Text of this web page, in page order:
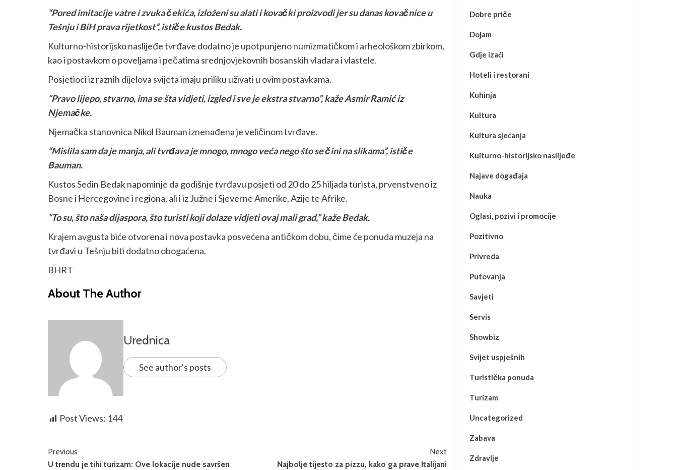
“Pored imitacije vatre i zvuka čekića, izloženi su alati i kovački proizvodi jer su danas kovačnice u
Tešnju i BiH prava rijetkost”, ističe kustos Bedak.
Kulturno-historijsko naslijeđe tvrđave dodatno je upotpunjeno numizmatičkom i arheološkom zbirkom,
kao i postavkom o poveljama i pečatima srednjovjekovnih bosanskih vladara i vlastele.
Posjetioci iz raznih dijelova svijeta imaju priliku uživati u ovim postavkama.
“Pravo lijepo, stvarno, ima se šta vidjeti, izgled i sve je ekstra stvarno”, kaže Asmir Ramić iz
Njemačke.
Njemačka stanovnica Nikol Bauman iznenađena je veličinom tvrđave.
“Mislila sam da je manja, ali tvrđava je mnogo, mnogo veća nego što se čini na slikama”, ističe
Bauman.
Kustos Sedin Bedak napominje da godišnje tvrđavu posjeti od 20 do 25 hiljada turista, prvenstveno iz
Bosne i Hercegovine i regiona, ali i iz Južne i Sjeverne Amerike, Azije te Afrike.
“To su, što naša dijaspora, što turisti koji dolaze vidjeti ovaj mali grad,” kaže Bedak.
Krajem avgusta biće otvorena i nova postavka posvećena antičkom dobu, čime će ponuda muzeja na
tvrđavi u Tešnju biti dodatno obogaćena.
BHRT
About The Author
Urednica
See author's posts
Post Views: 144
Previous
U trendu je tihi turizam: Ove lokacije nude savršen
Next
Najbolje tijesto za pizzu, kako ga prave Italijani
Dobre priče
Dojam
Gdje izaći
Hoteli i restorani
Kuhinja
Kultura
Kultura sjećanja
Kulturno-historijsko naslijeđe
Najave događaja
Nauka
Oglasi, pozivi i promocije
Pozitivno
Privreda
Putovanja
Savjeti
Servis
Showbiz
Svijet uspješnih
Turistička ponuda
Turizam
Uncategorized
Zabava
Zdravlje